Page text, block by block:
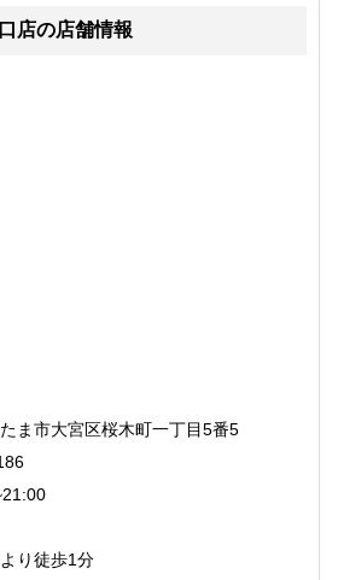
店の店舗情報
ま市大宮区桜木町一丁目5番5
り徒歩1分